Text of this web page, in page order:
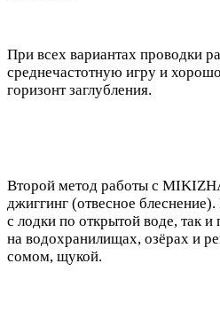
При всех вариантах проводки
среднечастотную игру и
горизонт заглубления.
Второй метод работы с
джиггинг (отвесное
с лодки по открытой воде, так
на водохранилищах, озёрах и
сомом, щукой.